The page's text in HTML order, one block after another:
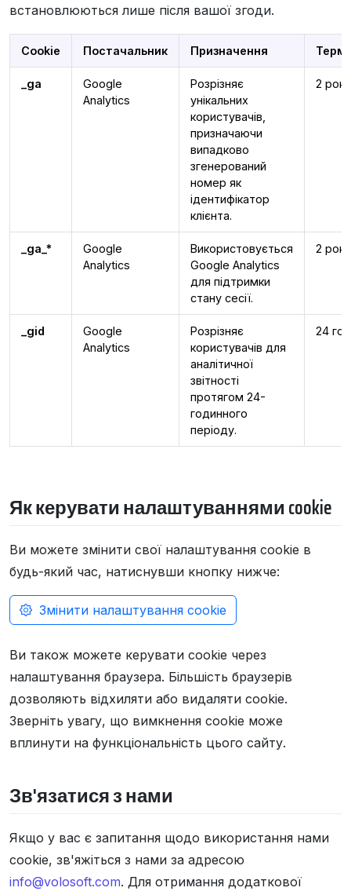
встановлюються лише після вашої згоди.
Cookie Постачальник Призначення
_ga
Google
Analytics
Розрізняє
унікальних
користувачів,
призначаючи
випадково
згенерований
номер як
ідентифікатор
клієнта.
2 роки
_ga_*
Google
Analytics
Використовується
Google Analytics
для підтримки
стану сесії.
2 роки
_gid
Google
Analytics
Розрізняє
користувачів для
аналітичної
звітності
протягом 24-
годинного
періоду.
24
Як керувати налаштуваннями cookie
Ви можете змінити свої налаштування cookie в
будь-який час, натиснувши кнопку нижче:
Змінити налаштування cookie
Ви також можете керувати cookie через
налаштування браузера. Більшість браузерів
дозволяють відхиляти або видаляти cookie.
Зверніть увагу, що вимкнення cookie може
вплинути на функціональність цього сайту.
Зв'язатися з нами
Якщо у вас є запитання щодо використання нами
cookie, зв'яжіться з нами за адресою
info@volosoft.com. Для отримання додаткової